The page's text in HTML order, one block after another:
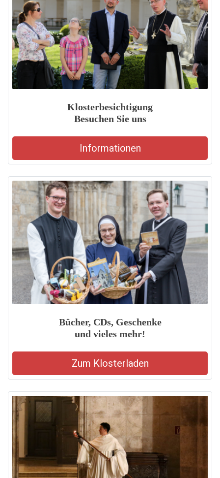
Klosterbesichtigung
Besuchen Sie uns
Informationen
Bücher, CDs, Geschenke
und vieles mehr!
Zum Klosterladen